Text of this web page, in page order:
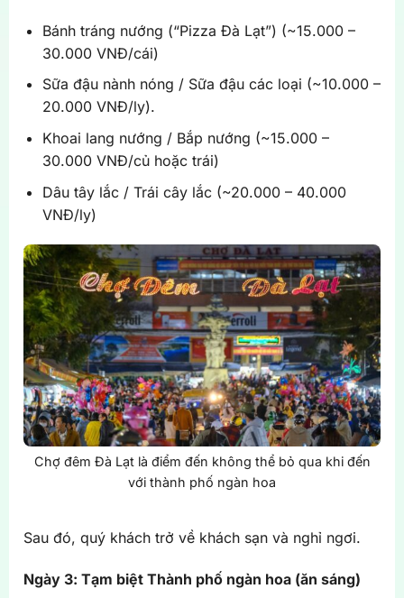
Bánh tráng nướng (“Pizza Đà Lạt”) (~15.000 –
30.000 VNĐ/cái)
Sữa đậu nành nóng / Sữa đậu các loại (~10.000 –
20.000 VNĐ/ly).
Khoai lang nướng / Bắp nướng (~15.000 –
30.000 VNĐ/củ hoặc trái)
Dâu tây lắc / Trái cây lắc (~20.000 – 40.000
VNĐ/ly)
Chợ đêm Đà Lạt là điểm đến không thể bỏ qua khi đến
với thành phố ngàn hoa
Sau đó, quý khách trở về khách sạn và nghỉ ngơi.
Ngày 3: Tạm biệt Thành phố ngàn hoa (ăn sáng)